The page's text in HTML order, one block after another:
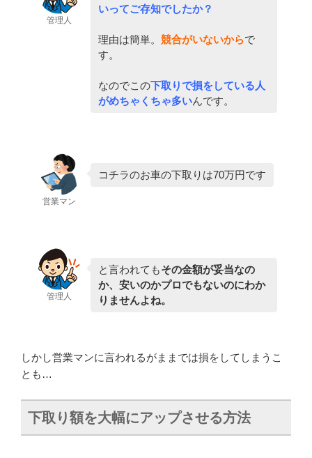
管理人
いってご存知でしたか？
理由は簡単。 競合がいないからで
す。
なのでこの下取りで損をしている人
がめちゃくちゃ多いんです。
営業マン
コチラのお車の下取りは70万円です
管理人
と言われてもその金額が妥当なの
か、安いのかプロでもないのにわか
りませんよね。
しかし営業マンに言われるがままでは損をしてしまうこ
とも…
下取り額を大幅にアップさせる方法